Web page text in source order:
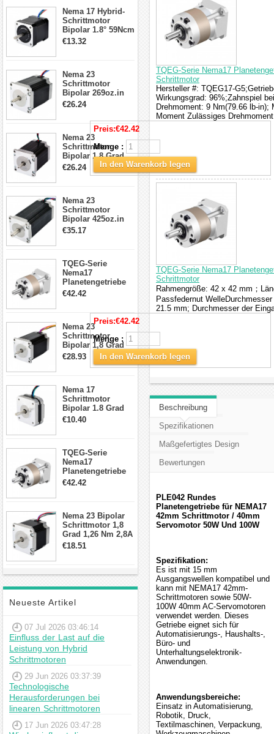
Schrittmotor
Nema 17 Hybrid-
Schrittmotor
Bipolar 1.8° 59Ncm
2A 4 Drähte mit 1m
€13.32
Nema 23
Schrittmotor
Bipolar 269oz.in
2,8A 57x57x76mm
Schrittmotor
23HS30-2804S
€26.24
Nema 23
Schrittmotor
Bipolar 1.8 Grad
1.9Nm 3A 3.36V 4
Drähte CNC
€26.24
Nema 23
Schrittmotor
Bipolar 425oz.in
4.2A 57x57x114mm
€35.17
TQEG-Serie
Nema17
Planetengetriebe
5:1 Spiel 15Arc-
Schrittmotor
€42.42
Nema 23
Schrittmotor
Bipolar 1,8 Grad
2,83Nm 4 A 2,26V
CNC Hybrid-
€28.93
Nema 17
Schrittmotor
Bipolar 1.8 Grad
8.7Ncm 1A 3.5V 4
€10.40
TQEG-Serie
Nema17
Planetengetriebe
10:1 Spiel 15Arc-
€42.42
Nema 23 Bipolar
Schrittmotor 1,8
Grad 1,26 Nm 2,8A
2,5V 4 Drähte
€18.51
Neueste Artikel
07 Jul 2026 03:46:14
Einfluss der Last auf die
Leistung von Hybrid
Schrittmotoren
29 Jun 2026 03:37:39
Technologische
Herausforderungen bei
linearen Schrittmotoren
17 Jun 2026 03:47:28
TQEG-Serie Nema17
Schrittmotor
Hersteller #: TQEG17-
Wirkungsgrad: 96%;Zahnspiel
Drehmoment: 9 Nm(79.66 lb-
Moment Zulässiges
Preis:€42.42
Menge :
In den Warenkorb legen
TQEG-Serie Nema17
Schrittmotor
Rahmengröße: 42 x 42 mm；
Passfedernut
21.5 mm; Durchmesser der
Preis:€42.42
Menge :
In den Warenkorb legen
Beschreibung
Spezifikationen
Maßgefertigtes Design
Bewertungen
PLE042 Rundes
Planetengetriebe für NEMA17
42mm Schrittmotor / 40mm
Servomotor 50W Und 100W
Spezifikation:
Es ist mit 15 mm
Ausgangswellen kompatibel und
kann mit NEMA17 42mm-
Schrittmotoren sowie 50W-
100W 40mm AC-Servomotoren
verwendet werden. Dieses
Getriebe eignet sich für
Automatisierungs-, Haushalts-,
Büro- und
Unterhaltungselektronik-
Anwendungen.
Anwendungsbereiche:
Einsatz in Automatisierung,
Robotik, Druck,
Textilmaschinen, Verpackung,